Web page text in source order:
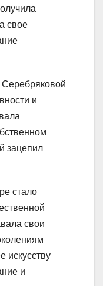
свое
и
зацепил
стало
свои
искусству
и